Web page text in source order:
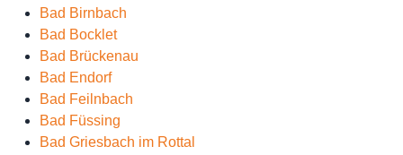
Bad Birnbach
Bad Bocklet
Bad Brückenau
Bad Endorf
Bad Feilnbach
Bad Füssing
Bad Griesbach im Rottal